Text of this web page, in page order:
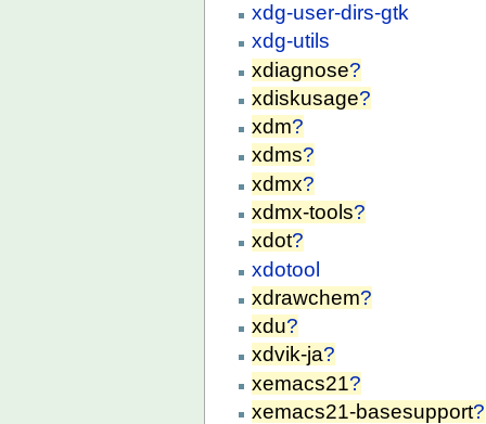
xdg-user-dirs-gtk
xdg-utils
xdiagnose?
xdiskusage?
xdm?
xdms?
xdmx?
xdmx-tools?
xdot?
xdotool
xdrawchem?
xdu?
xdvik-ja?
xemacs21?
xemacs21-basesupport?